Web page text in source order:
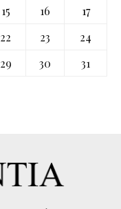
15 16
17
22 23
24
29 30
31